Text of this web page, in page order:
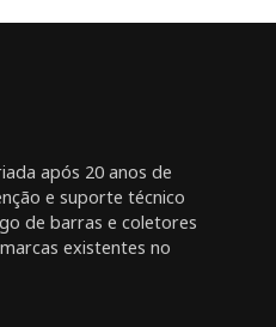
após 20 anos de
e suporte técnico
de barras e coletores
existentes no